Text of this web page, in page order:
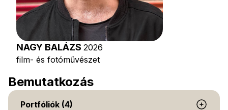
NAGY BALÁZS 2026
film- és fotóművészet
Bemutatkozás
Portfóliók (4)